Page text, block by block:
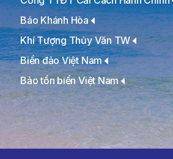
Báo Khánh Hòa
Khí Tượng Thủy Văn TW
Biển đảo Việt Nam
Bảo tồn biển Việt Nam